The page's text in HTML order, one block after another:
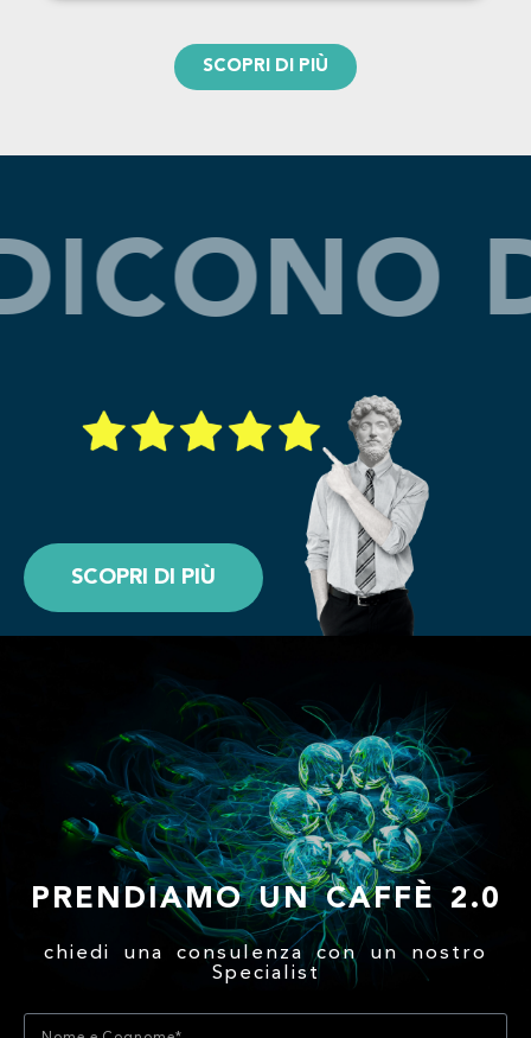
SCOPRI DI PIÙ
SCOPRI DI PIÙ
PRENDIAMO UN CAFFÈ 2.0
chiedi una consulenza con un nostro
Specialist